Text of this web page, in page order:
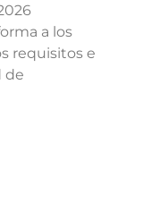
a los
requisitos e
de